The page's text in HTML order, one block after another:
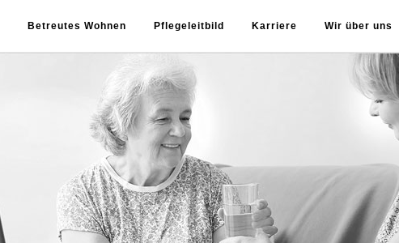
Betreutes Wohnen Pflegeleitbild Karriere Wir über uns